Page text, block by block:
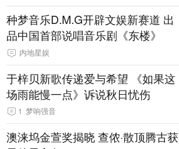
种梦音乐D.M.G开辟文娱新赛道 出
品中国首部说唱音乐剧《东楼》
内地星娱
于梓贝新歌传递爱与希望 《如果这
场雨能慢一点》诉说秋日忧伤
1 梦响强音
澳涞坞金萱奖揭晓 查侬·散顶腾古获